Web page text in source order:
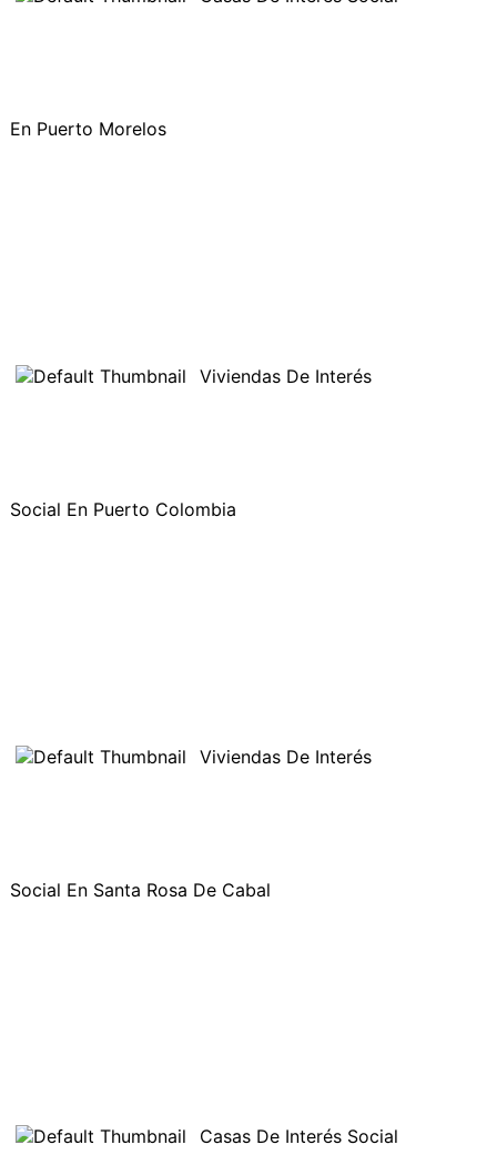
En Puerto Morelos
Viviendas De Interés
Social En Puerto Colombia
Viviendas De Interés
Social En Santa Rosa De Cabal
Casas De Interés Social